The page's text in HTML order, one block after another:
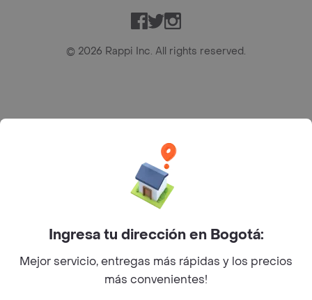
Facebook
TwitterInstagram
© 2026 Rappi Inc. All rights reserved.
Bogotá D.C. --- notificacionesrappi@rappi.com
Ingresa tu dirección en Bogotá:
Mejor servicio, entregas más rápidas y los precios
más convenientes!